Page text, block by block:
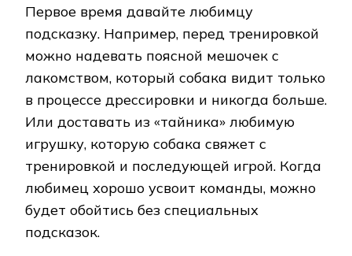
Первое время давайте любимцу
подсказку. Например, перед тренировкой
можно надевать поясной мешочек с
лакомством, который собака видит только
в процессе дрессировки и никогда больше.
Или доставать из «тайника» любимую
игрушку, которую собака свяжет с
тренировкой и последующей игрой. Когда
любимец хорошо усвоит команды, можно
будет обойтись без специальных
подсказок.